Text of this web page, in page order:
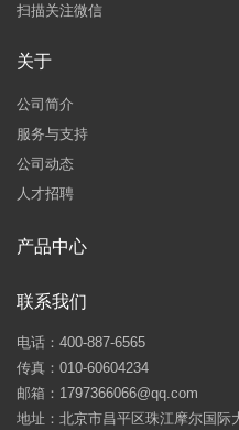
扫描关注微信
关于
公司简介
服务与支持
公司动态
人才招聘
产品中心
联系我们
电话：400-887-6565
传真：010-60604234
邮箱：1797366066@qq.com
地址：北京市昌平区珠江摩尔国际